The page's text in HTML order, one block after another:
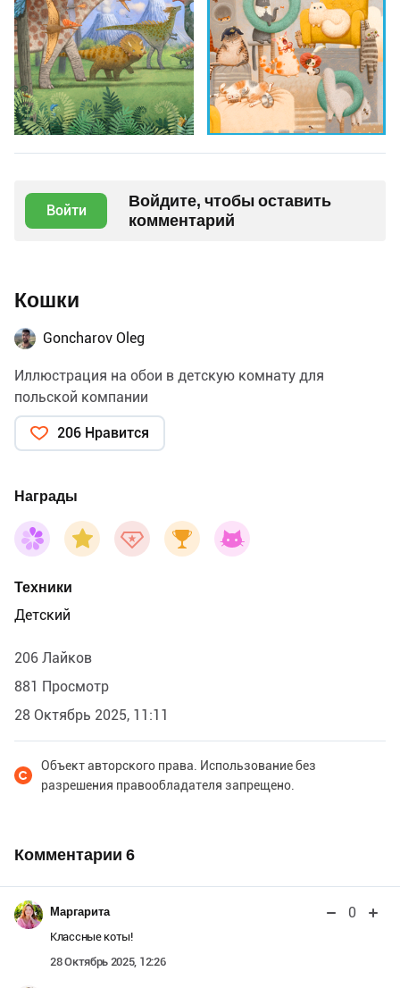
Войти
Войдите, чтобы оставить
комментарий
Кошки
Goncharov Oleg
Иллюстрация на обои в детскую комнату для
польской компании
206 Нравится
Награды
Техники
Детский
206 Лайков
881 Просмотр
28 Октябрь 2025, 11:11
Объект авторского права. Использование без
разрешения правообладателя запрещено.
Комментарии 6
Маргарита 0
Классные коты!
28 Октябрь 2025, 12:26